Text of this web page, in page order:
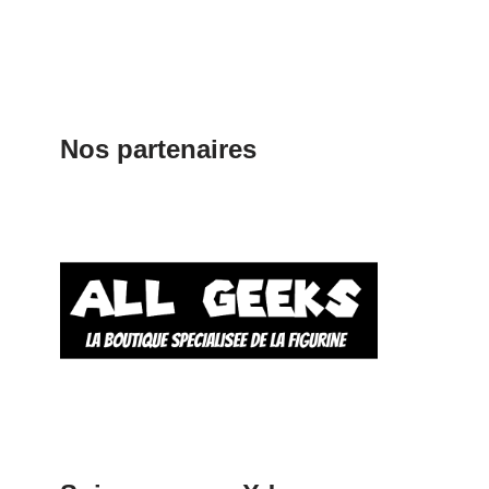
Nos partenaires